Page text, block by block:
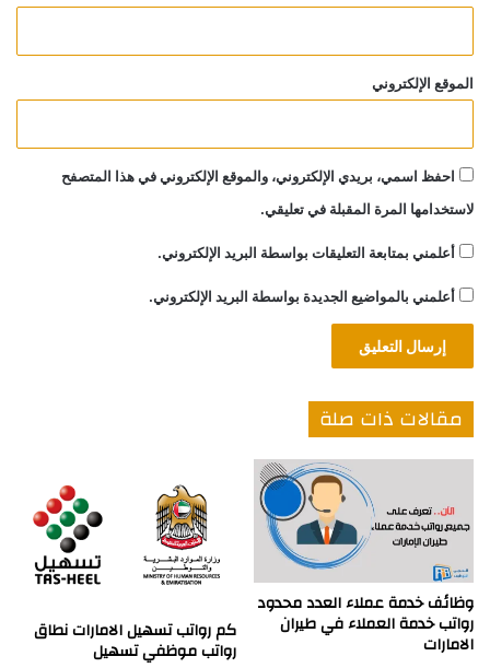
الموقع الإلكتروني
احفظ اسمي، بريدي الإلكتروني، والموقع الإلكتروني في هذا المتصفح
لاستخدامها المرة المقبلة في تعليقي.
أعلمني بمتابعة التعليقات بواسطة البريد الإلكتروني.
أعلمني بالمواضيع الجديدة بواسطة البريد الإلكتروني.
مقالات ذات صلة
وظائف خدمة عملاء العدد محدود
رواتب خدمة العملاء في طيران
الامارات
كم رواتب تسهيل الامارات نطاق
رواتب موظفي تسهيل